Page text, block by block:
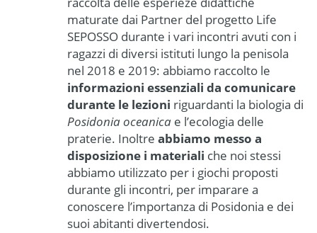
maturate dai Partner del progetto Life
SEPOSSO durante i vari incontri avuti con i
ragazzi di diversi istituti lungo la penisola
nel 2018 e 2019: abbiamo raccolto le
informazioni essenziali da comunicare
durante le lezioni riguardanti la biologia di
Posidonia oceanica e l’ecologia delle
praterie. Inoltre abbiamo messo a
disposizione i materiali che noi stessi
abbiamo utilizzato per i giochi proposti
durante gli incontri, per imparare a
conoscere l’importanza di Posidonia e dei
suoi abitanti divertendosi.